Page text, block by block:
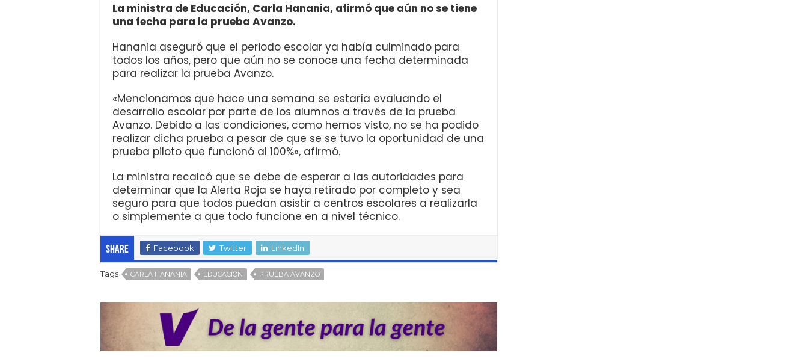
La ministra de Educación, Carla Hanania, afirmó que aún no se tiene
una fecha para la prueba Avanzo.
Hanania aseguró que el periodo escolar ya había culminado para
todos los años, pero que aún no se conoce una fecha determinada
para realizar la prueba Avanzo.
«Mencionamos que hace una semana se estaría evaluando el
desarrollo escolar por parte de los alumnos a través de la prueba
Avanzo. Debido a las condiciones, como hemos visto, no se ha podido
realizar dicha prueba a pesar de que se se tuvo la oportunidad de una
prueba piloto que funcionó al 100%», afirmó.
La ministra recalcó que se debe de esperar a las autoridades para
determinar que la Alerta Roja se haya retirado por completo y sea
seguro para que todos puedan asistir a centros escolares a realizarla
o simplemente a que todo funcione en a nivel técnico.
Share Facebook Twitter LinkedIn
Tags CARLA HANANIA EDUCACIÓN PRUEBA AVANZO